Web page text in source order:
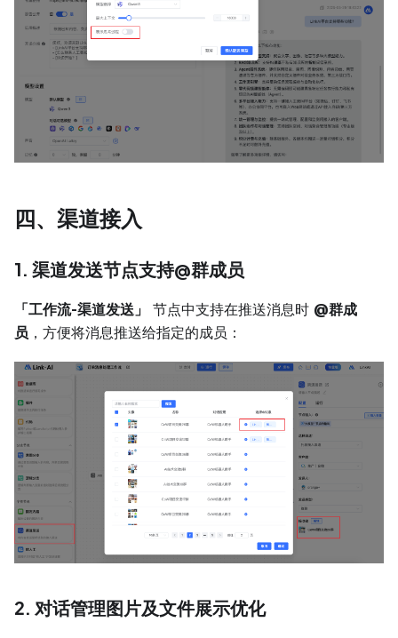
四、渠道接入
1. 渠道发送节点支持@群成员
「工作流-渠道发送」 节点中支持在推送消息时 @群成
员 ，方便将消息推送给指定的成员：
2. 对话管理图片及文件展示优化